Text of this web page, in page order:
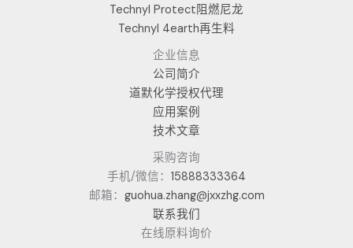
Technyl Protect阻燃尼龙
Technyl 4earth再生料
企业信息
公司简介
道默化学授权代理
应用案例
技术文章
采购咨询
手机/微信： 15888333364
邮箱： guohua.zhang@jxxzhg.com
联系我们
在线原料询价